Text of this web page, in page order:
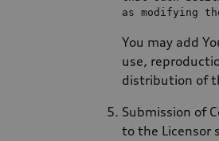
as modifying
You may add
use,
distribution of
Submission of
to the Licensor